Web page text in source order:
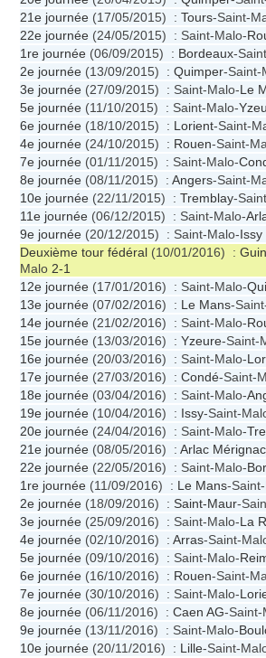
21e journée (17/05/2015) : Tours-Saint-
22e journée (24/05/2015) : Saint-Malo-
1re journée (06/09/2015) : Bordeaux-
2e journée (13/09/2015) : Quimper-Saint-
3e journée (27/09/2015) : Saint-Malo-Le
5e journée (11/10/2015) : Saint-Malo-
6e journée (18/10/2015) : Lorient-Saint-
4e journée (24/10/2015) : Rouen-Saint-
7e journée (01/11/2015) : Saint-Malo-
8e journée (08/11/2015) : Angers-Saint-
10e journée (22/11/2015) : Tremblay-
11e journée (06/12/2015) : Saint-Malo-
9e journée (20/12/2015) : Saint-Malo-Issy
Deuxième tour fédéral (10/01/2016) :
Malo 2-1
12e journée (17/01/2016) : Saint-Malo-
13e journée (07/02/2016) : Le Mans-
14e journée (21/02/2016) : Saint-Malo-
15e journée (13/03/2016) : Yzeure-Saint-
16e journée (20/03/2016) : Saint-Malo-
17e journée (27/03/2016) : Condé-Saint-
18e journée (03/04/2016) : Saint-Malo-
19e journée (10/04/2016) : Issy-Saint-
20e journée (24/04/2016) : Saint-Malo-
21e journée (08/05/2016) : Arlac Mérignac
22e journée (22/05/2016) : Saint-Malo-
1re journée (11/09/2016) : Le Mans-
2e journée (18/09/2016) : Saint-Maur-
3e journée (25/09/2016) : Saint-Malo-La
4e journée (02/10/2016) : Arras-Saint-
5e journée (09/10/2016) : Saint-Malo-
6e journée (16/10/2016) : Rouen-Saint-
7e journée (30/10/2016) : Saint-Malo-
8e journée (06/11/2016) : Caen AG-Saint-
9e journée (13/11/2016) : Saint-Malo-
10e journée (20/11/2016) : Lille-Saint-